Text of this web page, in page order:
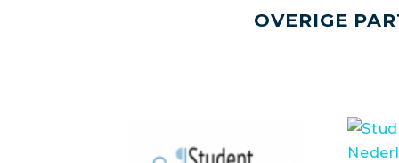
OVERIGE